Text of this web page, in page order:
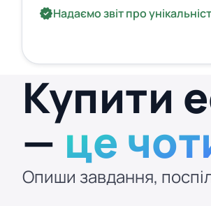
Надаємо звіт про
Купити
—це
Опиши завдання,